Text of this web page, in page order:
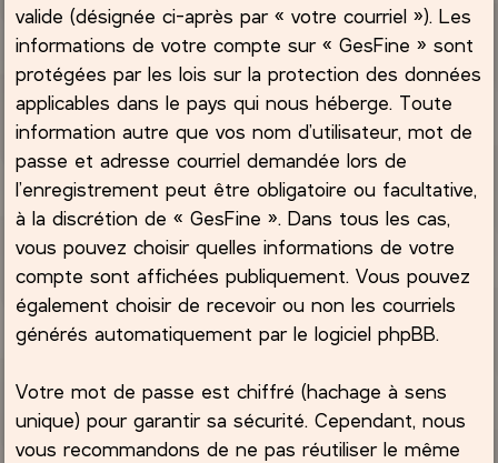
valide (désignée ci-après par « votre courriel »). Les
informations de votre compte sur « GesFine » sont
protégées par les lois sur la protection des données
applicables dans le pays qui nous héberge. Toute
information autre que vos nom d’utilisateur, mot de
passe et adresse courriel demandée lors de
l’enregistrement peut être obligatoire ou facultative,
à la discrétion de « GesFine ». Dans tous les cas,
vous pouvez choisir quelles informations de votre
compte sont affichées publiquement. Vous pouvez
également choisir de recevoir ou non les courriels
générés automatiquement par le logiciel phpBB.
Votre mot de passe est chiffré (hachage à sens
unique) pour garantir sa sécurité. Cependant, nous
vous recommandons de ne pas réutiliser le même